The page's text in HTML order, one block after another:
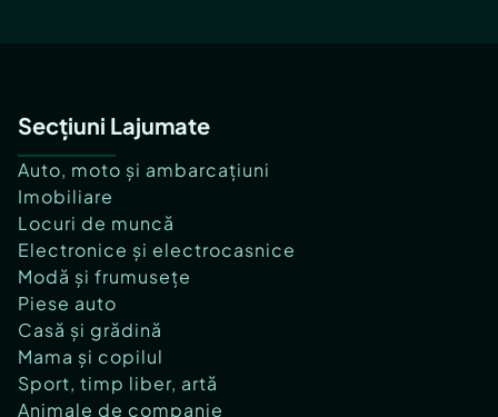
Secțiuni Lajumate
Auto, moto și ambarcațiuni
Imobiliare
Locuri de muncă
Electronice și electrocasnice
Modă și frumusețe
Piese auto
Casă și grădină
Mama și copilul
Sport, timp liber, artă
Animale de companie